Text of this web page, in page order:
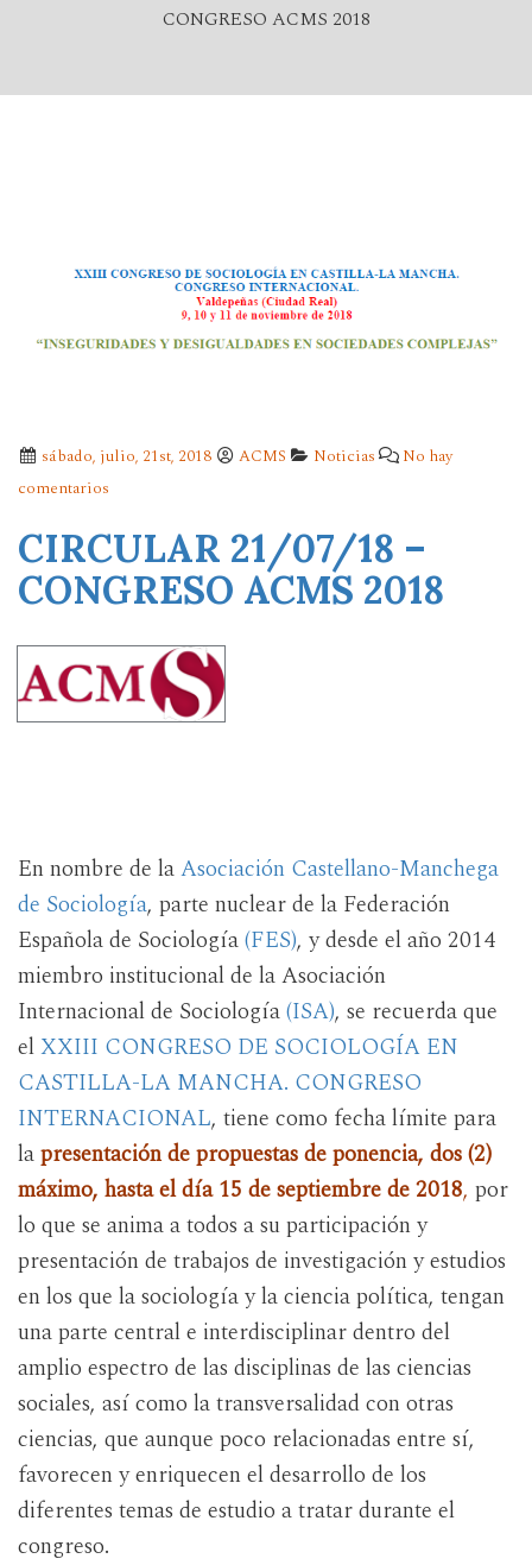
CONGRESO ACMS 2018
sábado, julio, 21st, 2018 ACMS Noticias
No hay
comentarios
CIRCULAR 21/07/18 –
CONGRESO ACMS 2018
En nombre de laAsociación Castellano-Manchega
de Sociología, parte nuclear de la Federación
Española de Sociología(FES), y desde el año 2014
miembro institucional de la Asociación
Internacional de Sociología(ISA), se recuerda que
elXXIII CONGRESO DE SOCIOLOGÍA EN
CASTILLA-LA MANCHA. CONGRESO
INTERNACIONAL, tiene como fecha límite para
lapresentación de propuestas de ponencia, dos (2)
máximo, hasta el día 15 de septiembre de 2018, por
lo que se anima a todos a su participación y
presentación de trabajos de investigación y estudios
en los que la sociología y la ciencia política, tengan
una parte central e interdisciplinar dentro del
amplio espectro de las disciplinas de las ciencias
sociales, así como la transversalidad con otras
ciencias, que aunque poco relacionadas entre sí,
favorecen y enriquecen el desarrollo de los
diferentes temas de estudio a tratar durante el
congreso.